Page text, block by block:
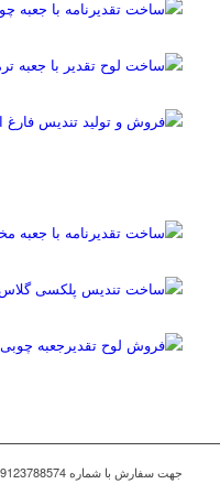
جهت سفارش با شماره 09123788574 / 88930127-021 تماس بگیرید. -